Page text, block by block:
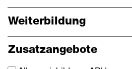
Weiterbildung
Zusatzangebote
Login Mitarbeitende
Kontakt
Downloads